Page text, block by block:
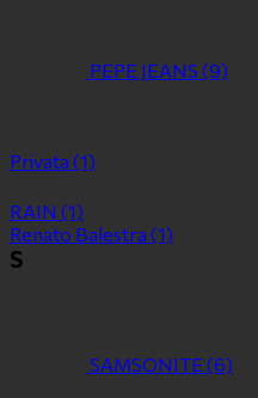
PEPE JEANS (9)
Privata (1)
RAIN (1)
Renato Balestra (1)
S
SAMSONITE (6)